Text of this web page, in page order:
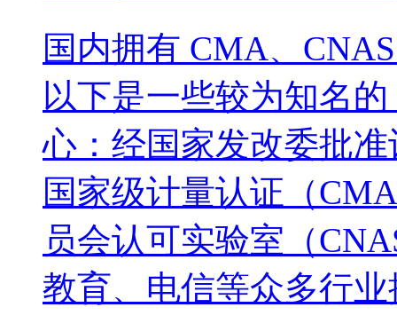
国内拥有 CMA、
以下是一些较为知名
心：经国家发改委批
国家级计量认证（
员会认可实验室（
教育、电信等众多行